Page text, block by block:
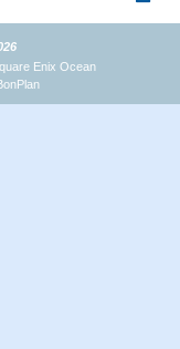
Enix Ocean